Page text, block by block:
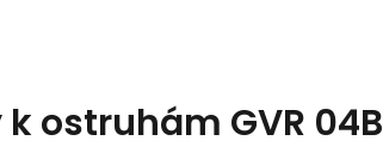
ostruhám GVR 04B